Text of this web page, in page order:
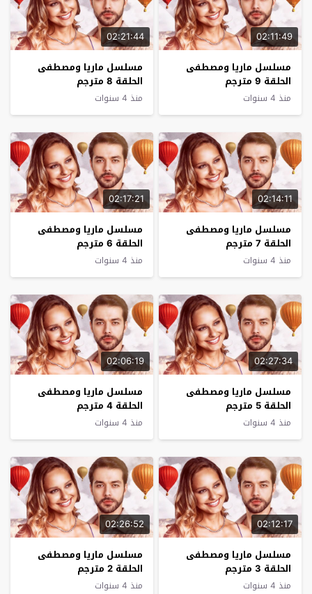
02:11:49
مسلسل ماريا ومصطفى
الحلقة 9 مترجم
منذ 4 سنوات
02:21:44
مسلسل ماريا ومصطفى
الحلقة 8 مترجم
منذ 4 سنوات
02:14:11
مسلسل ماريا ومصطفى
الحلقة 7 مترجم
منذ 4 سنوات
02:17:21
مسلسل ماريا ومصطفى
الحلقة 6 مترجم
منذ 4 سنوات
02:27:34
مسلسل ماريا ومصطفى
الحلقة 5 مترجم
منذ 4 سنوات
02:06:19
مسلسل ماريا ومصطفى
الحلقة 4 مترجم
منذ 4 سنوات
02:12:17
مسلسل ماريا ومصطفى
الحلقة 3 مترجم
منذ 4 سنوات
02:26:52
مسلسل ماريا ومصطفى
الحلقة 2 مترجم
منذ 4 سنوات